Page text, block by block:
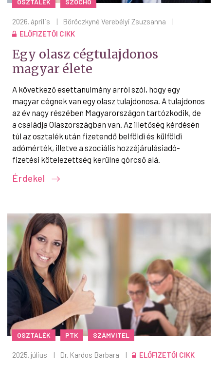
2026. április | Böröczkyné Verebélyi Zsuzsanna
|
ELŐFIZETŐI CIKK
Egy olasz cégtulajdonos
magyar élete
A következő esettanulmány arról szól, hogy egy
magyar cégnek van egy olasz tulajdonosa. A tulajdonos
az év nagy részében Magyarországon tartózkodik, de
a családja Olaszországban van. Az illetőség kérdésén
túl az osztalék után fizetendő belföldi és külföldi
adómérték, illetve a szociális hozzájárulásiadó-
fizetési kötelezettség kerülne górcső alá.
Érdekel
OSZTALÉK PTK SZÁMVITEL
2025. július | Dr. Kardos Barbara | ELŐFIZETŐI CIKK